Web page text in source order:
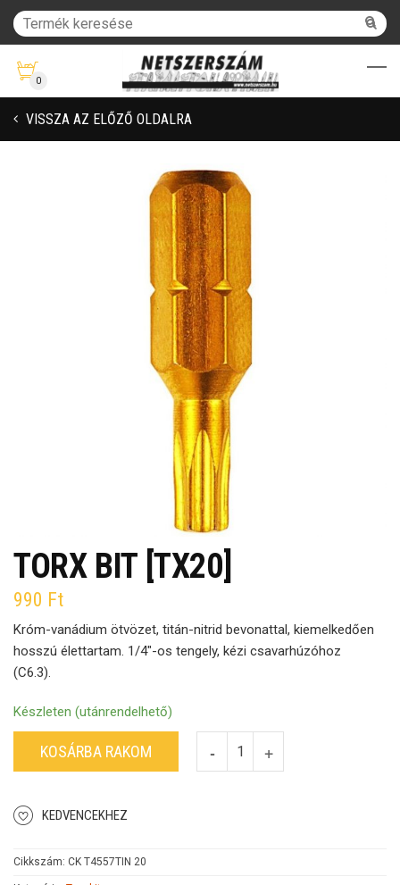
0
VISSZA AZ ELŐZŐ OLDALRA
TORX BIT [TX20]
990 Ft
Króm-vanádium ötvözet, titán-nitrid bevonattal, kiemelkedően
hosszú élettartam. 1/4″-os tengely, kézi csavarhúzóhoz
(C6.3).
Készleten (utánrendelhető)
KOSÁRBA RAKOM
KEDVENCEKHEZ
Cikkszám: CK T4557TIN 20